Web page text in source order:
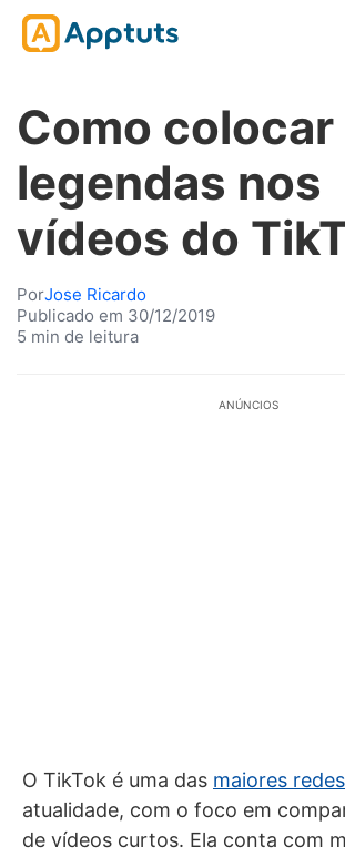
Como colocar
legendas nos
vídeos do
PorJose Ricardo
Publicado em 30/12/2019
5 min de leitura
ANÚNCIOS
O TikTok é uma das maiores
atualidade, com o foco em
de vídeos curtos. Ela conta com